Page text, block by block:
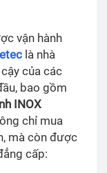
vận hành
là nhà
của các
bao gồm
INOX
chỉ mua
mà còn được
cấp: